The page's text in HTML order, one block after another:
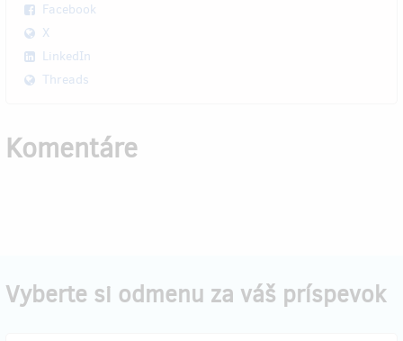
Facebook
X
LinkedIn
Threads
Komentáre
Vyberte si odmenu za váš príspevok